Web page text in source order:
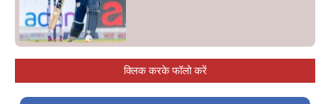
क्लिक करके फॉलो करें